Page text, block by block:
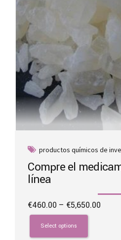
the
product
page
productos químicos de
Compre el
línea
€460.00 – €5,650.00
Select options
This
product
has